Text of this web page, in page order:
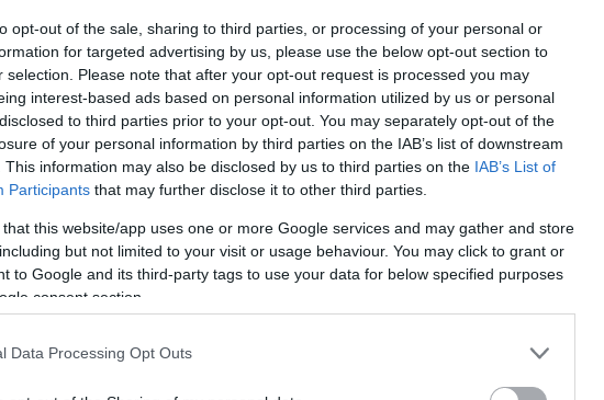
opt-out of the sale, sharing to third parties, or processing of your personal or
for targeted advertising by us, please use the below opt-out section to
selection. Please note that after your opt-out request is processed you may
interest-based ads based on personal information utilized by us or personal
to third parties prior to your opt-out. You may separately opt-out of the
of your personal information by third parties on the IAB’s list of downstream
This information may also be disclosed by us to third parties on the IAB’s List of
Participants that may further disclose it to other third parties.
that this website/app uses one or more Google services and may gather and store
but not limited to your visit or usage behaviour. You may click to grant or
to Google and its third-party tags to use your data for below specified purposes
consent section.
Data Processing Opt Outs
μέσω εξωδικαστικού και θα ελεγχθεί εκ νέου το 70%
ετών.
«βλέπουν» μείωση
συνταξιούχους
Lykavitos.gr στο Google News
όλες τις ειδήσεις